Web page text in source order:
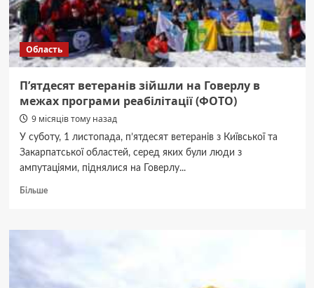
споживання
напоїв
Область
П’ятдесят ветеранів зійшли на Говерлу в
межах програми реабілітації (ФОТО)
9 місяців тому назад
У суботу, 1 листопада, п’ятдесят ветеранів з Київської та
Закарпатської областей, серед яких були люди з
ампутаціями, піднялися на Говерлу...
БільшеДокладніше
ветеранів
в